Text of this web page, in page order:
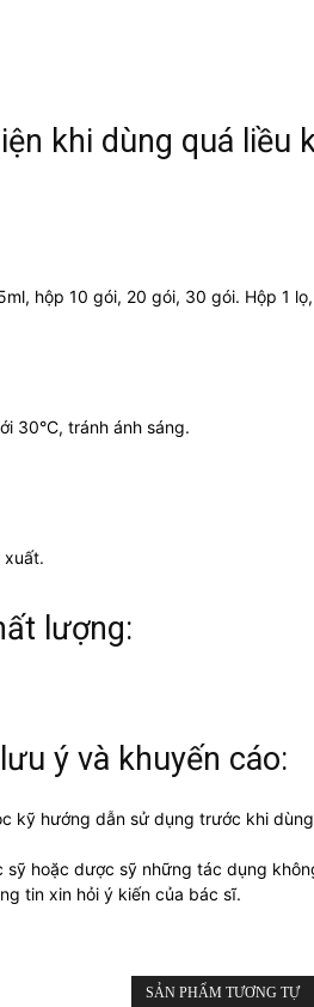
khi dùng quá liều
hộp 10 gói, 20 gói, 30 gói. Hộp 1
30°C, tránh ánh sáng.
xuất.
lượng:
ý và khuyến cáo:
kỹ hướng dẫn sử dụng trước khi
sỹ hoặc dược sỹ những tác dụng
tin xin hỏi ý kiến của bác sĩ.
SẢN PHẨM TƯƠNG TỰ